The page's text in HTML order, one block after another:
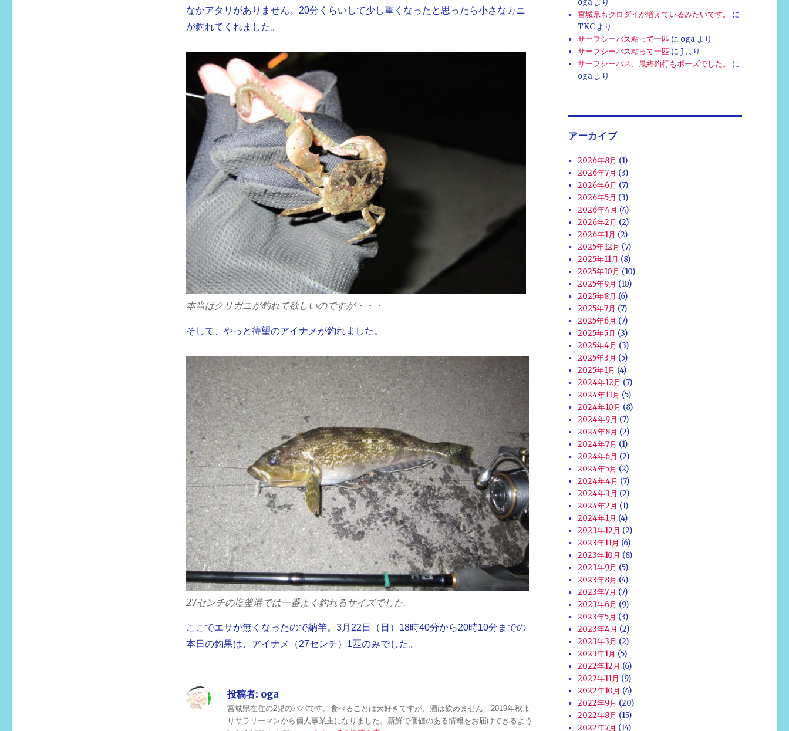
なかアタリがありません。20分くらいして少し重くなったと思ったら小さなカニ
が釣れてくれました。
本当はクリガニが釣れて欲しいのですが・・・
そして、やっと待望のアイナメが釣れました。
27センチの塩釜港では一番よく釣れるサイズでした。
ここでエサが無くなったので納竿。3月22日（日）18時40分から20時10分までの
本日の釣果は、アイナメ（27センチ）1匹のみでした。
投稿者: oga
宮城県在住の2児のパパです。食べることは大好きですが、酒は飲めません。2019年秋よ
りサラリーマンから個人事業主になりました。新鮮で価値のある情報をお届けできるよう
oga より
宮城県もクロダイが増えているみたいです。
に
TKC より
サーフシーバス粘って一匹 に oga より
サーフシーバス粘って一匹 にJ より
サーフシーバス、最終釣行もボーズでした。
に
oga より
アーカイブ
2026年8月 (1)
2026年7月 (3)
2026年6月 (7)
2026年5月 (3)
2026年4月 (4)
2026年2月 (2)
2026年1月 (2)
2025年12月 (7)
2025年11月 (8)
2025年10月 (10)
2025年9月 (10)
2025年8月 (6)
2025年7月 (7)
2025年6月 (7)
2025年5月 (3)
2025年4月 (3)
2025年3月 (5)
2025年1月 (4)
2024年12月 (7)
2024年11月 (5)
2024年10月 (8)
2024年9月 (7)
2024年8月 (2)
2024年7月 (1)
2024年6月 (2)
2024年5月 (2)
2024年4月 (7)
2024年3月 (2)
2024年2月 (1)
2024年1月 (4)
2023年12月 (2)
2023年11月 (6)
2023年10月 (8)
2023年9月 (5)
2023年8月 (4)
2023年7月 (7)
2023年6月 (9)
2023年5月 (3)
2023年4月 (2)
2023年3月 (2)
2023年1月 (5)
2022年12月 (6)
2022年11月 (9)
2022年10月 (4)
2022年9月 (20)
2022年8月 (15)
2022年7月 (14)